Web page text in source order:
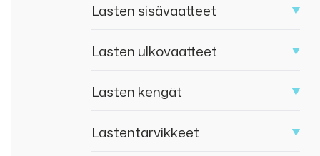
Lasten sisävaatteet
Lasten ulkovaatteet
Lasten kengät
Lastentarvikkeet